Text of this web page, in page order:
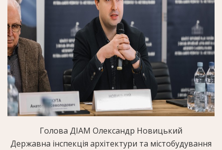
Голова ДІАМ Олександр Новицький
Державна інспекція архітектури та містобудування